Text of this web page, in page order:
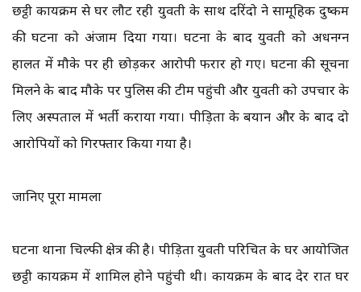
छट्ठी कार्यक्रम से घर लौट रही युवती के साथ दरिंदो ने सामूहिक दुष्कर्म
की घटना को अंजाम दिया गया। घटना के बाद युवती को अर्धनग्न
हालत में मौके पर ही छोड़कर आरोपी फरार हो गए। घटना की सूचना
मिलने के बाद मौके पर पुलिस की टीम पहुंची और युवती को उपचार के
लिए अस्पताल में भर्ती कराया गया। पीड़िता के बयान और के बाद दो
आरोपियों को गिरफ्तार किया गया है।
जानिए पूरा मामला
घटना थाना चिल्फी क्षेत्र की है। पीड़िता युवती परिचित के घर आयोजित
छट्ठी कार्यक्रम में शामिल होने पहुंची थी। कार्यक्रम के बाद देर रात घर